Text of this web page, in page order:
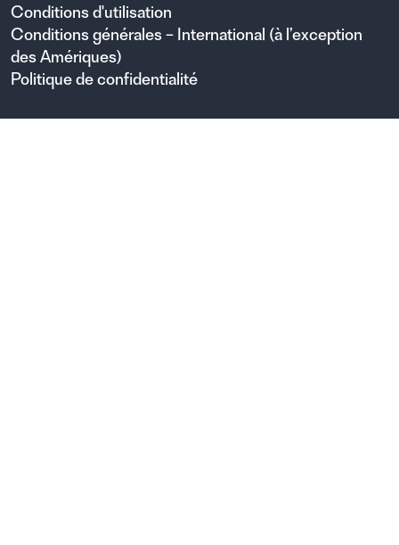
Conditions d'utilisation
Conditions générales – International (à l’exception
des Amériques)
Politique de confidentialité